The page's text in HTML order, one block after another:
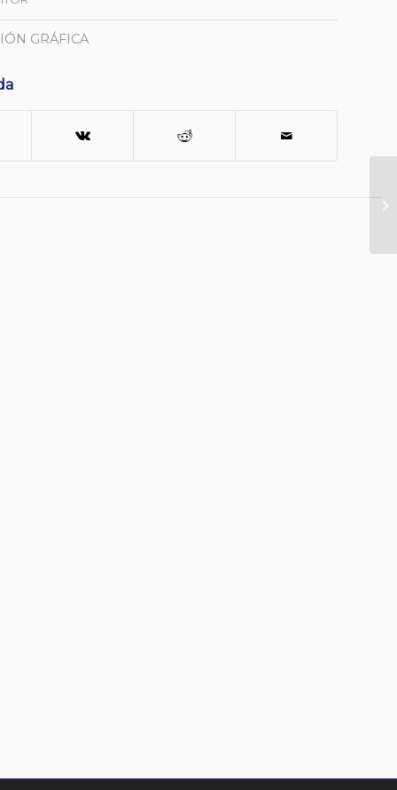
GRÁFICA